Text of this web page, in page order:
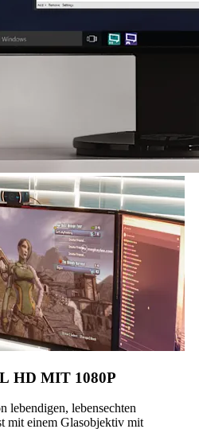
HD MIT 1080P
lebendigen, lebensechten
mit einem Glasobjektiv mit